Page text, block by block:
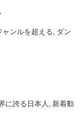
ャンルを超える ダン
に誇る日本人
新着動